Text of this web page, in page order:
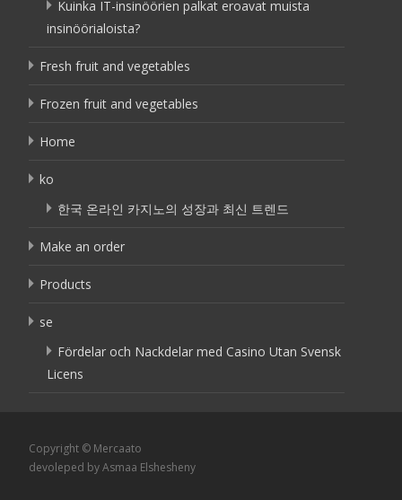
Kuinka IT-insinöörien palkat eroavat muista
insinöörialoista?
Fresh fruit and vegetables
Frozen fruit and vegetables
Home
ko
한국 온라인 카지노의 성장과 최신 트렌드
Make an order
Products
se
Fördelar och Nackdelar med Casino Utan Svensk
Licens
Copyright © Mercaato
devoleped by Asmaa Elshesheny